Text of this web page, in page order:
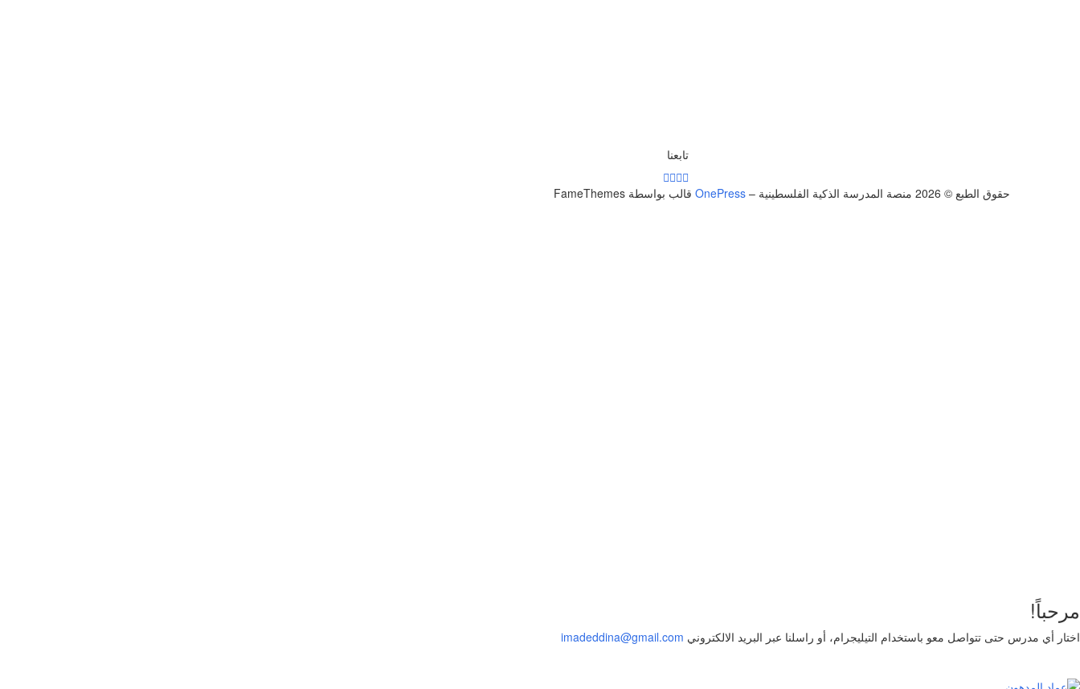
تابعنا
حقوق الطبع © 2026 منصة المدرسة الذكية الفلسطينية –
OnePress قالب بواسطة FameThemes
مرحباً!
اختار أي مدرس حتى تتواصل معو باستخدام التيليجرام، أو راسلنا عبر البريد الالكتروني imadeddina@gmail.com